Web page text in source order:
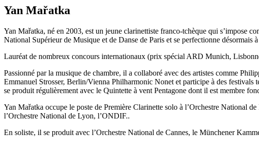
Yan Mařatka
Yan Mařatka, né en 2003, est un jeune clarinettiste franco-tchèque qui s’impose
National Supérieur de Musique et de Danse de Paris et se perfectionne désormais
Lauréat de nombreux concours internationaux (prix spécial ARD Munich,
Passionné par la musique de chambre, il a collaboré avec des artistes comme
Emmanuel Strosser, Berlin/Vienna Philharmonic Nonet et participe à des
se produit régulièrement avec le Quintette à vent Pentagone dont il est membre
Yan Mařatka occupe le poste de Première Clarinette solo à l’Orchestre National
l’Orchestre National de Lyon, l’ONDIF..
En soliste, il se produit avec l’Orchestre National de Cannes, le Münchener